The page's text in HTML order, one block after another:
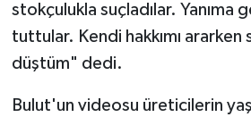
stokçulukla suçladılar. Yanıma
tuttular. Kendi hakkımı
düştüm" dedi.
Bulut'un videosu üreticilerin